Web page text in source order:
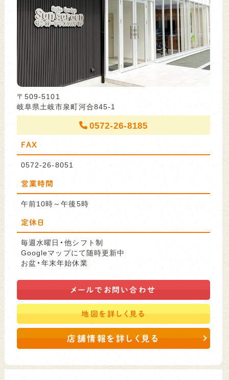
〒509-5101
岐阜県土岐市泉町河合845-1
0572-26-8185
FAX
0572-26-8051
営業時間
午前10時～午後5時
定休日
毎週水曜日・他シフト制
Googleマップにて随時更新中
お盆・年末年始休業
メールで お問い合わせ
地図を詳しく見る
店舗情報を詳しく見る